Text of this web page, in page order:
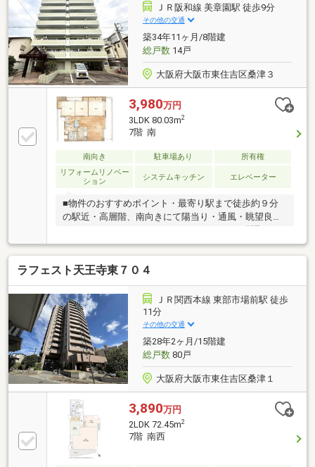
ＪＲ阪和線 美章園駅 徒歩9分
その他の交通
築34年11ヶ月/8階建
総戸数14戸
大阪府大阪市東住吉区桑津３
3,980万円
3LDK 80.03m2
7階 南
南向き 駐車場あり
所有権
リフォームリノベー
ション
システムキッチン エレベーター
■物件のおすすめポイント・最寄り駅まで徒歩約９分
の駅近・高層階、南向きにて陽当り・通風・眺望良
防犯安心のオートロック付きマンション・リノベーシ
ョン済の綺麗な室内・スーパー、コンビニが徒歩約４
分圏内の買い物便利な立地！■リノベーション（令和
７年１０月）〈張替〉・全室クロス・フローリング・
ＣＦ（洗面所・トイレ）〈新設・新調〉・ダウンライ
ト・スイッチコンセント・洗面台・洗濯防水パン・ト
イレ〈その他〉・間取り変更・造作工事・美装工事
等■周辺施設案内・デイリーカナートイズミヤ桑津
店：約300ｍ（徒歩4分） 他
ラフェスト天王寺東７０４
ＪＲ関西本線 東部市場前駅 徒歩
11分
その他の交通
築28年2ヶ月/15階建
総戸数80戸
大阪府大阪市東住吉区桑津１
3,890万円
2LDK 72.45m2
7階 南西